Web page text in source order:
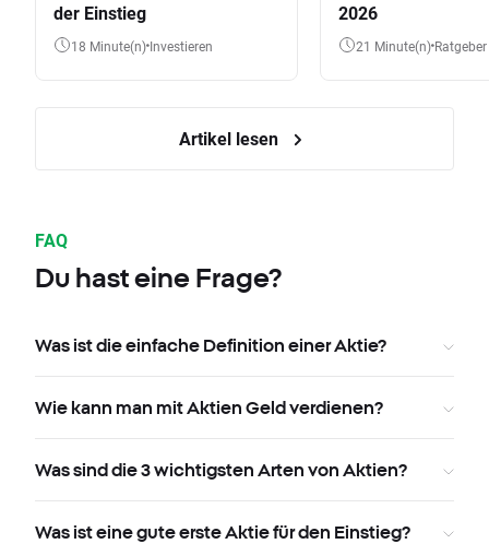
der Einstieg
18 Minute(n) Investieren
2026
21 Minute(n) Ratgeber
Artikel lesen
FAQ
Du hast eine Frage?
Was ist die einfache Definition einer Aktie?
Wie kann man mit Aktien Geld verdienen?
Was sind die 3 wichtigsten Arten von Aktien?
Was ist eine gute erste Aktie für den Einstieg?